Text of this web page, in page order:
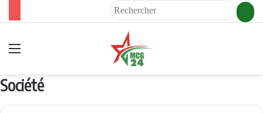
Société